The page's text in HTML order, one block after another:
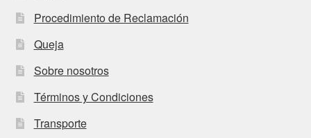
Procedimiento de Reclamación
Queja
Sobre nosotros
Términos y Condiciones
Transporte